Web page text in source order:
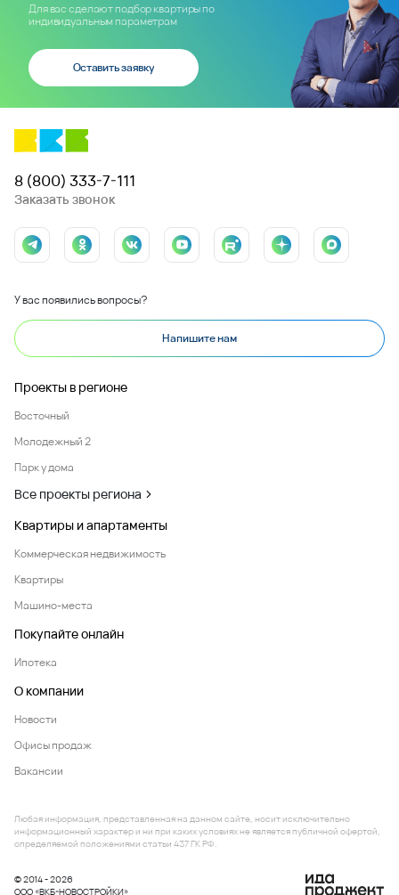
Для вас сделают подбор квартиры по
индивидуальным параметрам
Оставить заявку
8 (800) 333-7-111
Заказать звонок
У вас появились вопросы?
Напишите нам
Проекты в регионе
Восточный
Молодежный 2
Парк у дома
Все проекты региона
Квартиры и апартаменты
Коммерческая недвижимость
Квартиры
Машино-места
Покупайте онлайн
Ипотека
О компании
Новости
Офисы продаж
Вакансии
© 2014 - 2026
ООО «ВКБ-НОВОСТРОЙКИ»
Любая информация, представленная на данном сайте, носит исключительно
информационный характер и ни при каких условиях не является публичной офертой,
определяемой положениями статьи 437 ГК РФ.